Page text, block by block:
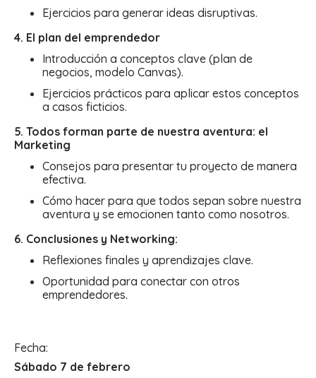
Ejercicios para generar ideas disruptivas.
4. El plan del emprendedor
Introducción a conceptos clave (plan de
negocios, modelo Canvas).
Ejercicios prácticos para aplicar estos conceptos
a casos ficticios.
5. Todos forman parte de nuestra aventura: el
Marketing
Consejos para presentar tu proyecto de manera
efectiva.
Cómo hacer para que todos sepan sobre nuestra
aventura y se emocionen tanto como nosotros.
6. Conclusiones y Networking:
Reflexiones finales y aprendizajes clave.
Oportunidad para conectar con otros
emprendedores.
Fecha:
Sábado 7 de febrero